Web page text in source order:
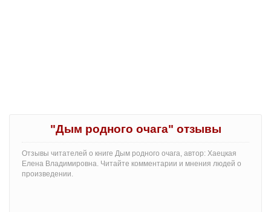
"Дым родного очага" отзывы
Отзывы читателей о книге Дым родного очага, автор: Хаецкая
Елена Владимировна. Читайте комментарии и мнения людей о
произведении.